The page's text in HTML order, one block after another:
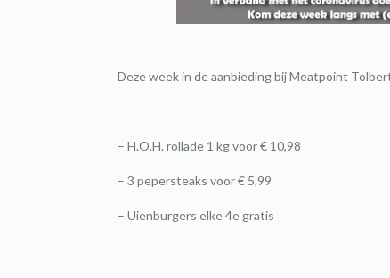
Deze week in de aanbieding bij Meatpoint
– H.O.H. rollade 1 kg voor € 10,98
– 3 pepersteaks voor € 5,99
– Uienburgers elke 4e gratis